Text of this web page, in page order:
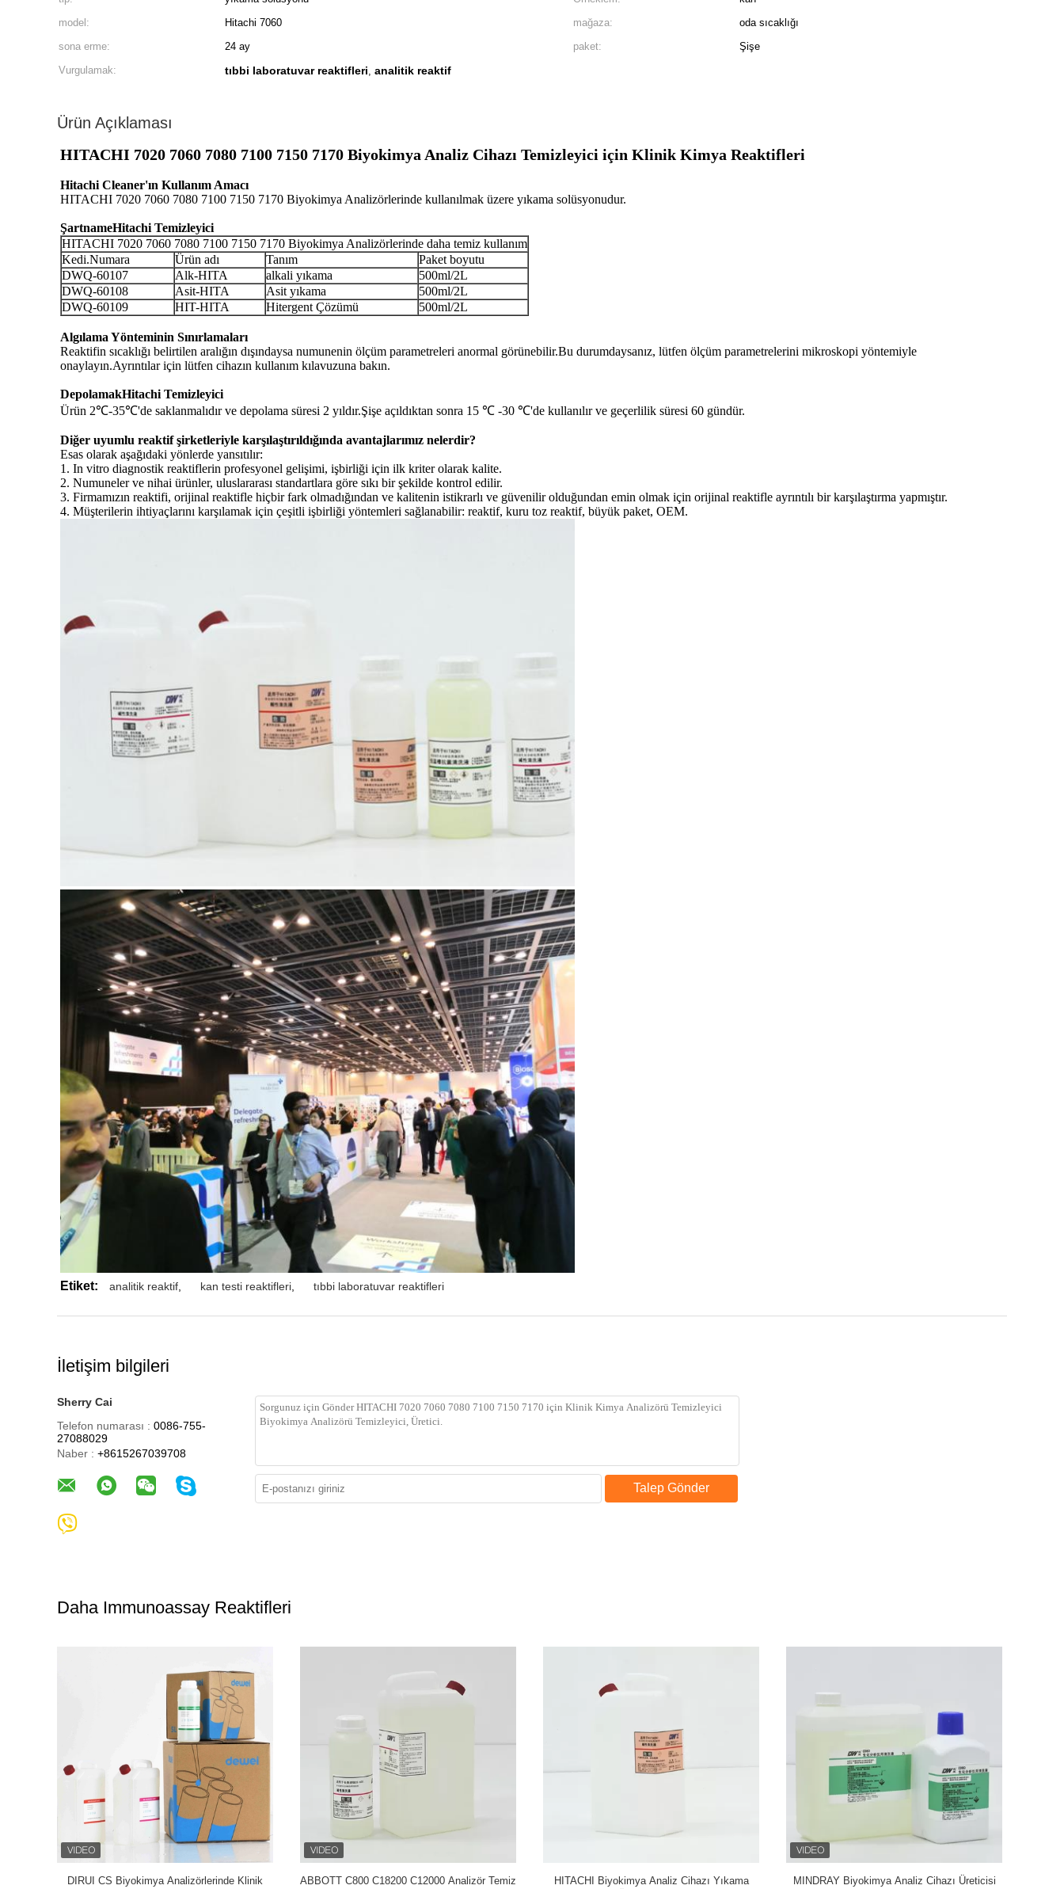
model:
Hitachi 7060 mağaza:
oda sıcaklığı
sona erme:
24 ay paket:
Şişe
Vurgulamak:
tıbbi laboratuvar reaktifleri, analitik reaktif
Ürün Açıklaması
HITACHI 7020 7060 7080 7100 7150 7170 Biyokimya Analiz Cihazı Temizleyici için Klinik Kimya Reaktifleri
Hitachi Cleaner'ın Kullanım Amacı
HITACHI 7020 7060 7080 7100 7150 7170 Biyokimya Analizörlerinde kullanılmak üzere yıkama solüsyonudur.
ŞartnameHitachi Temizleyici
HITACHI 7020 7060 7080 7100 7150 7170 Biyokimya Analizörlerinde daha temiz kullanım
Kedi.Numara
Ürün adı Tanım
Paket boyutu
DWQ-60107
Alk-HITA alkali yıkama
500ml/2L
DWQ-60108
Asit-HITA Asit yıkama
500ml/2L
DWQ-60109
HIT-HITA Hitergent Çözümü 500ml/2L
Algılama Yönteminin Sınırlamaları
Reaktifin sıcaklığı belirtilen aralığın dışındaysa numunenin ölçüm parametreleri anormal görünebilir.Bu durumdaysanız, lütfen ölçüm parametrelerini mikroskopi yöntemiyle
onaylayın.Ayrıntılar için lütfen cihazın kullanım kılavuzuna bakın.
DepolamakHitachi Temizleyici
Ürün 2℃-35℃'de saklanmalıdır ve depolama süresi 2 yıldır.Şişe açıldıktan sonra 15 ℃ -30 ℃'de kullanılır ve geçerlilik süresi 60 gündür.
Diğer uyumlu reaktif şirketleriyle karşılaştırıldığında avantajlarımız nelerdir?
Esas olarak aşağıdaki yönlerde yansıtılır:
1. In vitro diagnostik reaktiflerin profesyonel gelişimi, işbirliği için ilk kriter olarak kalite.
2. Numuneler ve nihai ürünler, uluslararası standartlara göre sıkı bir şekilde kontrol edilir.
3. Firmamızın reaktifi, orijinal reaktifle hiçbir fark olmadığından ve kalitenin istikrarlı ve güvenilir olduğundan emin olmak için orijinal reaktifle ayrıntılı bir karşılaştırma yapmıştır.
4. Müşterilerin ihtiyaçlarını karşılamak için çeşitli işbirliği yöntemleri sağlanabilir: reaktif, kuru toz reaktif, büyük paket, OEM.
Etiket: analitik reaktif, kan testi reaktifleri, tıbbi laboratuvar reaktifleri
İletişim bilgileri
Sherry Cai
Telefon numarası : 0086-755-
27088029
Naber : +8615267039708
Talep Gönder
Daha Immunoassay Reaktifleri
Beckman Access DXL600 DXL800 için Saf Abbott AXSYM I1000 Ci62002 için Profesyonel MINDRAY BS300 BS380 BS400 BS480 Roche Modüler CleanCell ProCell Yıkama